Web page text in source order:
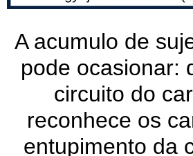
A acumulo de
pode ocasionar:
circuito do
reconhece os
entupimento da